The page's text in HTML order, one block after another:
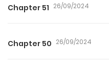
Chapter 51 26/09/2024
Chapter 50 26/09/2024